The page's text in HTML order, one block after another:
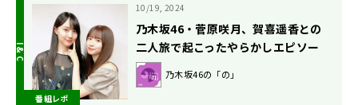
番組レポ
10/19, 2024
乃木坂46・菅原咲月、賀喜遥香との
二人旅で起こったやらかしエピソー
ドを語る
乃木坂46の「の」